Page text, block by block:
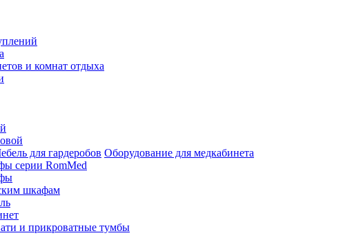
и комнат отдыха
для гардеробов Оборудование для медкабинета
серии RomMed
шкафам
и прикроватные тумбы